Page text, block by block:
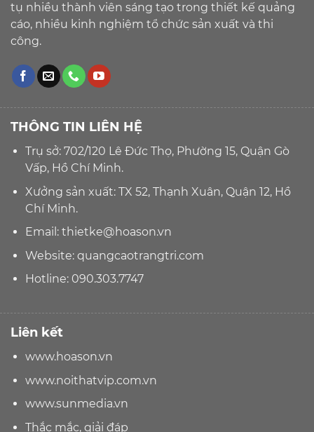
tụ nhiều thành viên sáng tạo trong thiết kế quảng
cáo, nhiều kinh nghiệm tổ chức sản xuất và thi
công.
THÔNG TIN LIÊN HỆ
Trụ sở: 702/120 Lê Đức Thọ, Phường 15, Quận Gò
Vấp, Hồ Chí Minh.
Xưởng sản xuất: TX 52, Thạnh Xuân, Quận 12, Hồ
Chí Minh.
Email: thietke@hoason.vn
Website:quangcaotrangtri.com
Hotline: 090.303.7747
Liên kết
www.hoason.vn
www.noithatvip.com.vn
www.sunmedia.vn
Thắc mắc, giải đáp